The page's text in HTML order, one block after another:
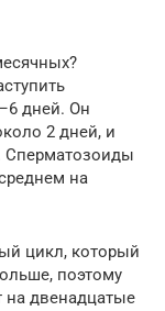
дней. Он
2 дней, и
Сперматозоиды
на
цикл, который
поэтому
на двенадцатые